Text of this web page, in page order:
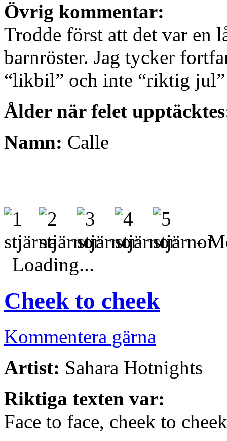
Övrig kommentar:
Trodde först att det var en
barnröster. Jag tycker
“likbil” och inte “riktig jul”
Ålder när felet
Namn: Calle
-
Loading...
Cheek to cheek
Kommentera gärna
Artist: Sahara Hotnights
Riktiga texten var:
Face to face, cheek to cheek